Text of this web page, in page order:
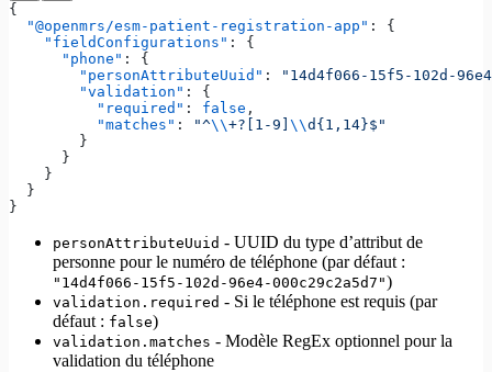
{
  "@openmrs/esm-patient-registration-app"
: {
    "fieldConfigurations"
: {
      "phone"
: {
        "personAttributeUuid"
:
"14d4f066-15f5-102d-
        "validation"
: {
          "required"
: false ,
          "matches"
: "^\\+?[1-9] \\d{1,14}$"
        }
      }
    }
  }
}
personAttributeUuid - UUID du type d’attribut de
personne pour le numéro de téléphone (par défaut :
"14d4f066-15f5-102d-96e4-000c29c2a5d7")
validation.required - Si le téléphone est requis (par
défaut : false)
validation.matches - Modèle RegEx optionnel pour la
validation du téléphone